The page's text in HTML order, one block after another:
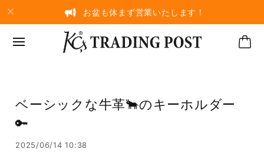
お盆も休まず営業いたします！
ベーシックな牛革🐂のキーホルダー
🔑
2025/06/14 10:38